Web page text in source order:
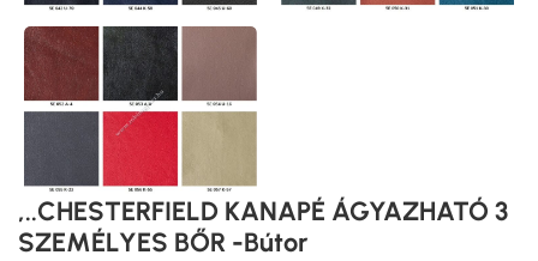
,..CHESTERFIELD KANAPÉ ÁGYAZHATÓ 3
SZEMÉLYES BŐR -Bútor